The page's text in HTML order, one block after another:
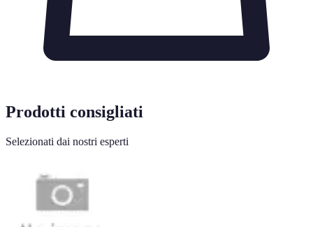
Prodotti consigliati
Selezionati dai nostri esperti